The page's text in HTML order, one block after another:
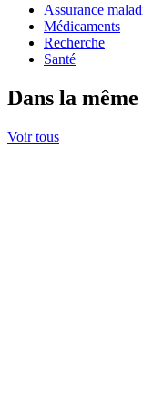
Assurance
Médicaments
Recherche
Santé
Dans la
Voir tous